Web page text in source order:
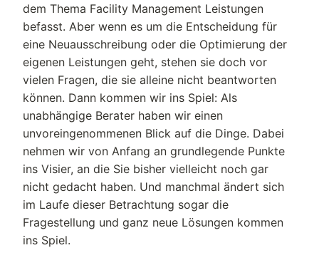
dem Thema Facility Management Leistungen
befasst. Aber wenn es um die Entscheidung für
eine Neuausschreibung oder die Optimierung der
eigenen Leistungen geht, stehen sie doch vor
vielen Fragen, die sie alleine nicht beantworten
können. Dann kommen wir ins Spiel: Als
unabhängige Berater haben wir einen
unvoreingenommenen Blick auf die Dinge. Dabei
nehmen wir von Anfang an grundlegende Punkte
ins Visier, an die Sie bisher vielleicht noch gar
nicht gedacht haben. Und manchmal ändert sich
im Laufe dieser Betrachtung sogar die
Fragestellung und ganz neue Lösungen kommen
ins Spiel.